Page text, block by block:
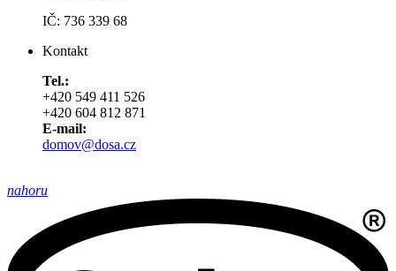
IČ: 736 339 68
Kontakt
Tel.:
+420 549 411 526
+420 604 812 871
E-mail:
domov@dosa.cz
nahoru